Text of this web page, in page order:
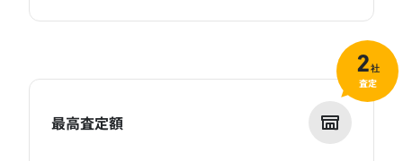
最高査定額
2社
査定